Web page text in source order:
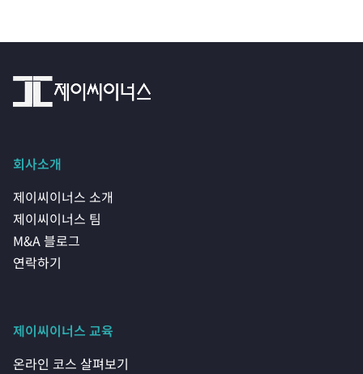
회사소개
제이씨이너스 소개
제이씨이너스 팀
M&A 블로그
연락하기
제이씨이너스 교육
온라인 코스 살펴보기